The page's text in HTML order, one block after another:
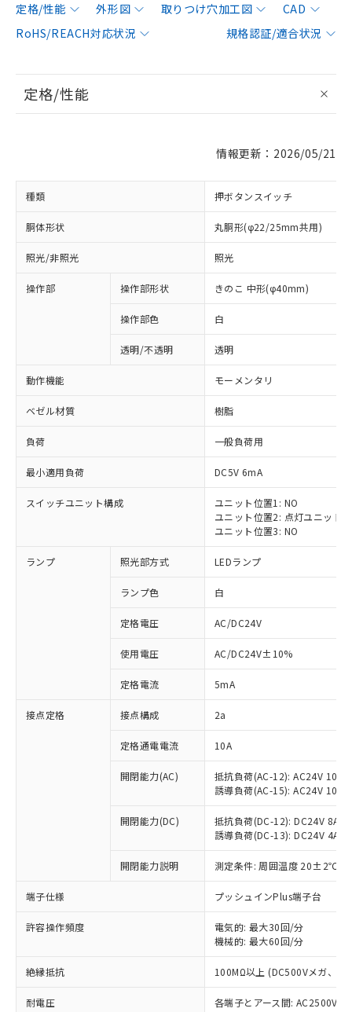
定格/性能 外形図 取りつけ穴加工図
CAD
RoHS/REACH対応状況
規格認証/適合状況
定格/性能
情報更新：2026/05/21
種類 押ボタンスイッチ
胴体形状 丸胴形(φ22/25mm共用)
照光/非照光 照光
操作部 操作部形状 きのこ 中形(φ40mm)
操作部色 白
透明/不透明 透明
動作機能 モーメンタリ
ベゼル材質 樹脂
負荷 一般負荷用
最小適用負荷 DC5V 6mA
スイッチユニット構成
ユニット位置1: NO
ユニット位置2: 点灯ユニット
ユニット位置3: NO
ランプ 照光部方式 LEDランプ
ランプ色 白
定格電圧 AC/DC24V
使用電圧 AC/DC24V±10%
定格電流 5mA
接点定格 接点構成 2a
定格通電電流 10A
開閉能力(AC)
抵抗負荷(AC-12): AC24V 10A/
誘導負荷(AC-15): AC24V
開閉能力(DC)
抵抗負荷(DC-12): DC24V 8A/
誘導負荷(DC-13): DC24V 4A/
開閉能力説明 測定条件: 周囲温度 20±2℃、
端子仕様 プッシュインPlus端子台
許容操作頻度
電気的: 最大30回/分
機械的: 最大60回/分
絶縁抵抗 100MΩ以上 (DC500Vメガ、点
耐電圧
各端子とアース間: AC2500V
ご利用条件
以下の条件をお読みいただき、同意のうえ
本サービスは、当社制御機器事業取扱
商品の当社在庫状況および標準価格
(税抜)を提供させていただくもので
当社制御機器事業取扱商品の中には、
本サービスの対象外となる商品もある
ことをご了承ください。
在庫状況および標準価格照会結果は、
記載している更新日時点での社内デー
タに基づき作成されるものであり、閲
覧された時点での実際の在庫および標
準価格とは異なる場合があることをご
対応済み：EU RoHS指令（10物質）の
非含有に対応した製品が提供可能な商品で
対応予定：EU RoHS指令（10物質）の非含
有に対応した製品に切り替える予定のある
対応予定なし：EU RoHS指令（10物質）の
非含有に非対応の商品で、対応品を出す予
調査・確認中：EU RoHS指令（10物質）の
非含有の対応状況を調査中または確認中の
非該当品：ライセンス料など無形物で、有
害物質有無と関係のない商品です。
仕入先様の事情により、非含有部品として
いたものが、含有品と判明した場合などや
むを得ず変更することがあります。
*EU RoHS指令（10物質）：
鉛(Pb) 1000ppm以下、 水銀(Hg) 1000ppm以下、 カド
六価クロム(Cr(Ⅵ)) 1000ppm以下、ポリ臭化ビフェニル
※1 中国RoHS○×表
「○」：最大均質材料含有率が中国RoHSの
基準値以下であることを示します。
「×」：最大均質材料含有率が中国RoHSの
基準値を超えていることを示します。
「－」：未確認です。当社販売部門へお問
*中国RoHS10物質の基準値 (GB/T26572)：
当社は、これら貴社製品のうち、外国
為替および外国貿易法に定める商品
（以下｢規制貨物等」という）を輸出
または国外への提供する場合は、日本
国政府の輸出許可(または役務取引許
可)を取得するなどの必要な手続きを